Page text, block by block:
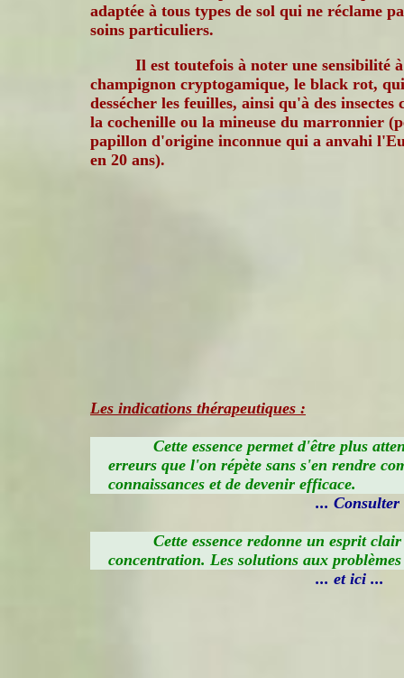
adaptée à tous types de sol qui ne réclame
soins particuliers.
Il est toutefois à noter une sensibilité
champignon cryptogamique, le black rot,
dessécher les feuilles, ainsi qu'à des insectes
la cochenille ou la mineuse du marronnier
papillon d'origine inconnue qui a anvahi
en 20 ans).
Les indications thérapeutiques :
Cette essence permet d'être plus
erreurs que l'on répète sans s'en rendre
connaissances et de devenir efficace.
...
Cette essence redonne un esprit
concentration. Les solutions aux
... et ici ...